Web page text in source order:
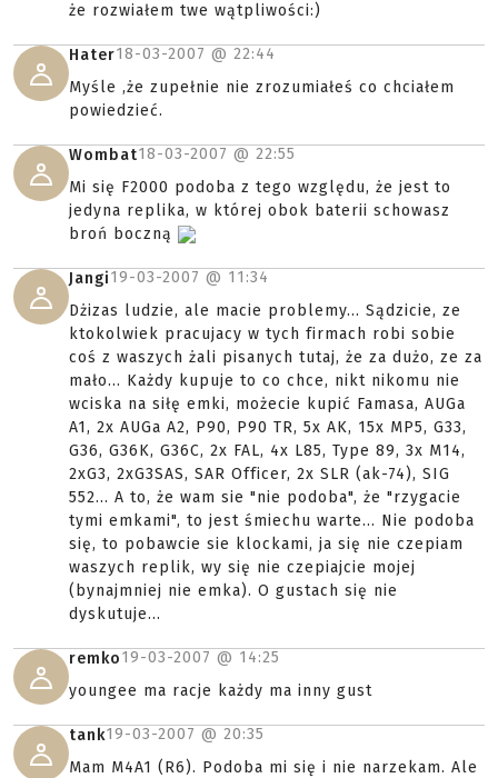
że rozwiałem twe wątpliwości:)
Hater18-03-2007 @ 22:44
Myśle ,że zupełnie nie zrozumiałeś co chciałem
powiedzieć.
Wombat18-03-2007 @ 22:55
Mi się F2000 podoba z tego względu, że jest to
jedyna replika, w której obok baterii schowasz
broń boczną
Jangi19-03-2007 @ 11:34
Dżizas ludzie, ale macie problemy... Sądzicie, ze
ktokolwiek pracujacy w tych firmach robi sobie
coś z waszych żali pisanych tutaj, że za dużo, ze za
mało... Każdy kupuje to co chce, nikt nikomu nie
wciska na siłę emki, możecie kupić Famasa, AUGa
A1, 2x AUGa A2, P90, P90 TR, 5x AK, 15x MP5, G33,
G36, G36K, G36C, 2x FAL, 4x L85, Type 89, 3x M14,
2xG3, 2xG3SAS, SAR Officer, 2x SLR (ak-74), SIG
552... A to, że wam sie "nie podoba", że "rzygacie
tymi emkami", to jest śmiechu warte... Nie podoba
się, to pobawcie sie klockami, ja się nie czepiam
waszych replik, wy się nie czepiajcie mojej
(bynajmniej nie emka). O gustach się nie
dyskutuje...
remko19-03-2007 @ 14:25
youngee ma racje każdy ma inny gust
tank19-03-2007 @ 20:35
Mam M4A1 (R6). Podoba mi się i nie narzekam. Ale